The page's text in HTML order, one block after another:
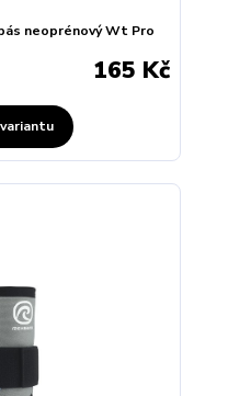
neoprénový Wt Pro
165 Kč